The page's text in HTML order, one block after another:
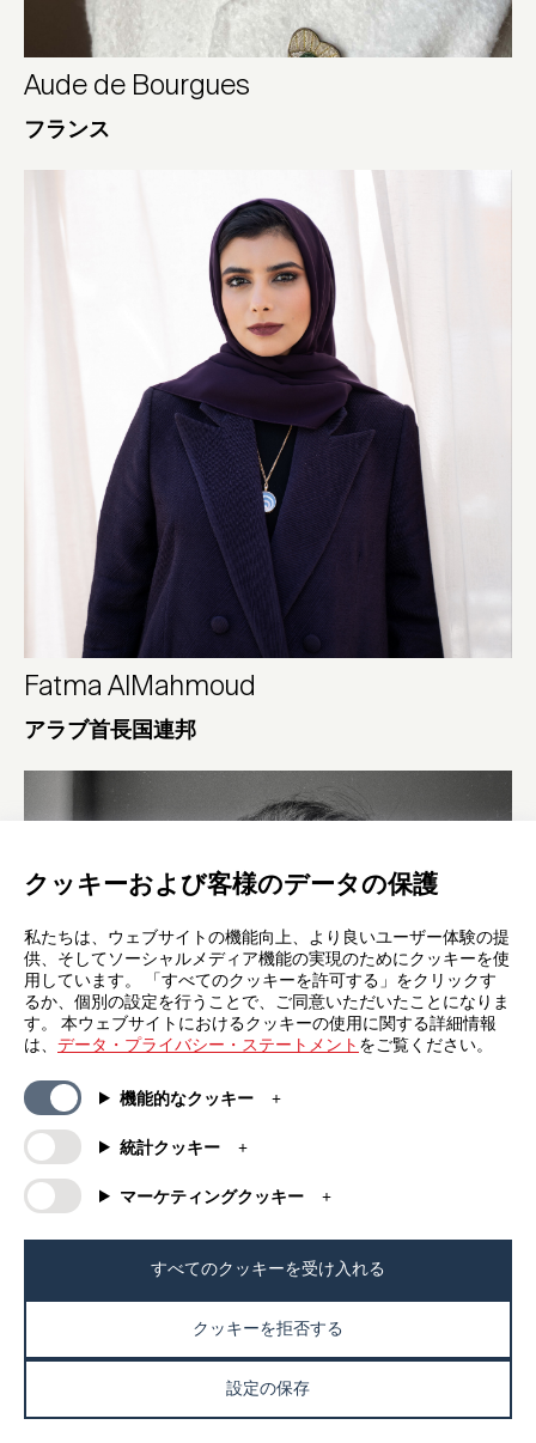
クッキーおよび客様のデータの保護
私たちは、ウェブサイトの機能向上、より良いユーザー体験の提
供、そしてソーシャルメディア機能の実現のためにクッキーを使
用しています。 「すべてのクッキーを許可する」をクリックす
るか、個別の設定を行うことで、ご同意いただいたことになりま
す。 本ウェブサイトにおけるクッキーの使用に関する詳細情報
は、 データ・プライバシー・ステートメント をご覧ください。
機能的なクッキー
統計クッキー
マーケティングクッキー
設定の保存
クッキーを拒否する
すべてのクッキーを受け入れる
Aude de Bourgues
フランス
Fatma AlMahmoud
アラブ首長国連邦